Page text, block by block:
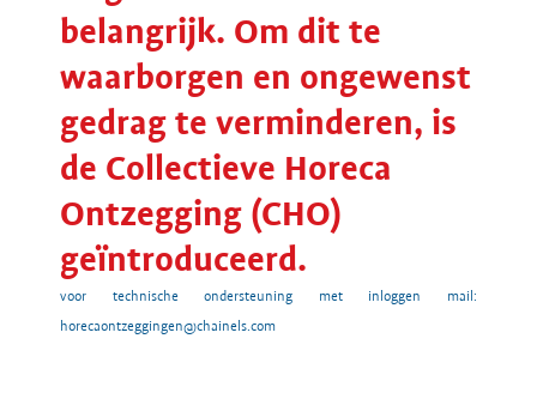
belangrijk. Om dit te
waarborgen en ongewenst
gedrag te verminderen, is
de Collectieve Horeca
Ontzegging (CHO)
geïntroduceerd.
voor technische ondersteuning met inloggen mail:
horecaontzeggingen@chainels.com